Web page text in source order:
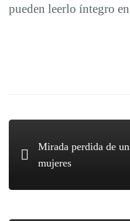
la
pueden leerlo íntegro
Mirada perdida de
mujeres